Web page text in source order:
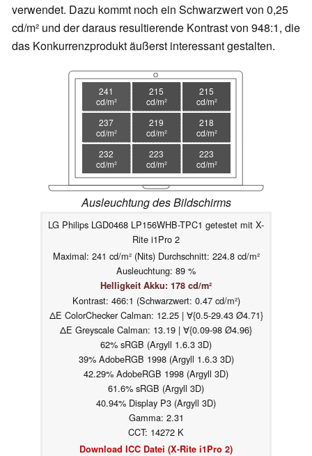
verwendet. Dazu kommt noch ein Schwarzwert von 0,25
cd/m² und der daraus resultierende Kontrast von 948:1, die
das Konkurrenzprodukt äußerst interessant gestalten.
241
cd/m²
215
cd/m²
215
cd/m²
237
cd/m²
219
cd/m²
218
cd/m²
232
cd/m²
223
cd/m²
223
cd/m²
Ausleuchtung des Bildschirms
LG Philips LGD0468 LP156WHB-TPC1 getestet mit X-
Rite i1Pro 2
Maximal: 241 cd/m² (Nits) Durchschnitt: 224.8 cd/m²
Ausleuchtung: 89 %
Helligkeit Akku: 178 cd/m²
Kontrast: 466:1 (Schwarzwert: 0.47 cd/m²)
ΔE ColorChecker Calman: 12.25 | ∀{0.5-29.43 Ø4.71}
ΔE Greyscale Calman: 13.19 | ∀{0.09-98 Ø4.96}
62% sRGB (Argyll 1.6.3 3D)
39% AdobeRGB 1998 (Argyll 1.6.3 3D)
42.29% AdobeRGB 1998 (Argyll 3D)
61.6% sRGB (Argyll 3D)
40.94% Display P3 (Argyll 3D)
Gamma: 2.31
CCT: 14272 K
Download ICC Datei (X-Rite i1Pro 2)